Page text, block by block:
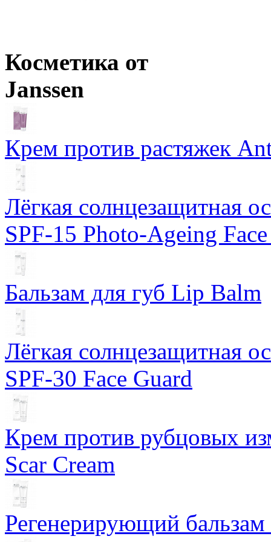
Косметика от
Janssen
Крем против растяжек
Лёгкая солнцезащитная
SPF-15 Photo-Ageing
Бальзам для губ Lip Balm
Лёгкая солнцезащитная
SPF-30 Face Guard
Крем против рубцовых
Scar Cream
Регенерирующий